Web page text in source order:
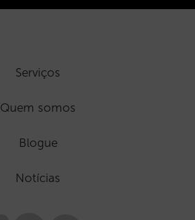
Serviços
Quem somos
Blogue
Notícias